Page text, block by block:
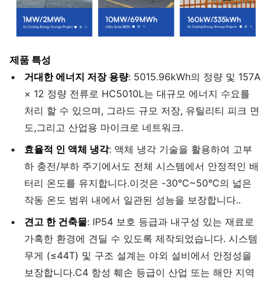
제품 특성
거대한 에너지 저장 용량: 5015.96kWh의 정량 및 157A
× 12 정량 전류로 HC5010L는 대규모 에너지 수요를
처리 할 수 있으며, 그라드 규모 저장, 유틸리티 피크 면
도,그리고 산업용 마이크로 네트워크.
효율적 인 액체 냉각: 액체 냉각 기술을 활용하여 고부
하 충전/부하 주기에서도 전체 시스템에서 안정적인 배
터리 온도를 유지합니다.이것은 -30°C~50°C의 넓은
작동 온도 범위 내에서 일관된 성능을 보장합니다..
견고 한 건축물: IP54 보호 등급과 내구성 있는 재료로
가혹한 환경에 견딜 수 있도록 제작되었습니다. 시스템
무게 (≤44T) 및 구조 설계는 야외 설비에서 안정성을
보장합니다.C4 항성 훼손 등급이 산업 또는 해안 지역